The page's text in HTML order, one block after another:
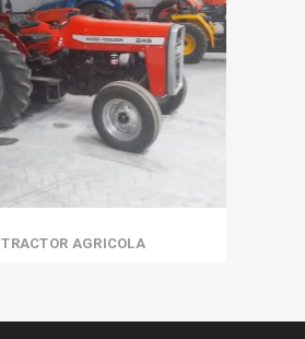
TRACTOR AGRICOLA